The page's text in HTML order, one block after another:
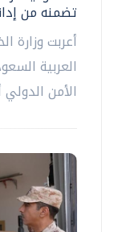
تضمنه من
أعربت وزارة
العربية
الأمن